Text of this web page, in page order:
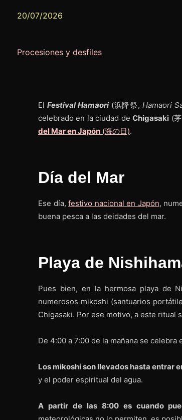
20/07/2026
Procesiones y desfiles
El Festival Hamaori(浜降祭,Hamaori
celebrado en la ciudad deChigasaki (
del Mar en Japón (海の日).
Día del Mar
Ese día,festivo nacional en Japón,
buena pesca a las deidades del mar.
Playa de
Pues bien, en la hermosa playa de
numerosos mikoshi (santuarios
Chigasaki. Por ese motivo, a este ritual
De 4:00 a 7:00 de la mañana se celebra
Los mikoshi son llevados hasta entrar
y el poder espiritual del agua.
A partir de las 8:00 es cuando